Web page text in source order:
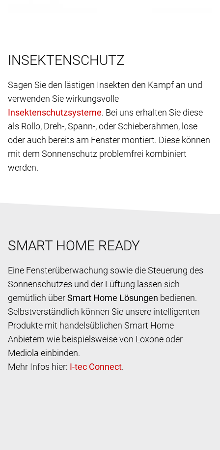
INSEKTENSCHUTZ
Sagen Sie den lästigen Insekten den Kampf an und
verwenden Sie wirkungsvolle
. Bei uns erhalten Sie diese
als Rollo, Dreh-, Spann-, oder Schieberahmen, lose
oder auch bereits am Fenster montiert. Diese können
mit dem Sonnenschutz problemfrei kombiniert
werden.
SMART HOME READY
Eine Fensterüberwachung sowie die Steuerung des
Sonnenschutzes und der Lüftung lassen sich
gemütlich überSmart Home Lösungen bedienen.
Selbstverständlich können Sie unsere intelligenten
Produkte mit handelsüblichen Smart Home
Anbietern wie beispielsweise von Loxone oder
Mediola einbinden.
Mehr Infos hier:
.